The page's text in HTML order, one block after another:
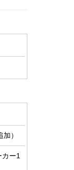
）
ー1